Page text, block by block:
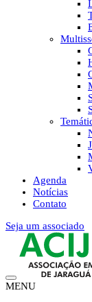
Agenda
Notícias
Contato
Seja um associado
MENU